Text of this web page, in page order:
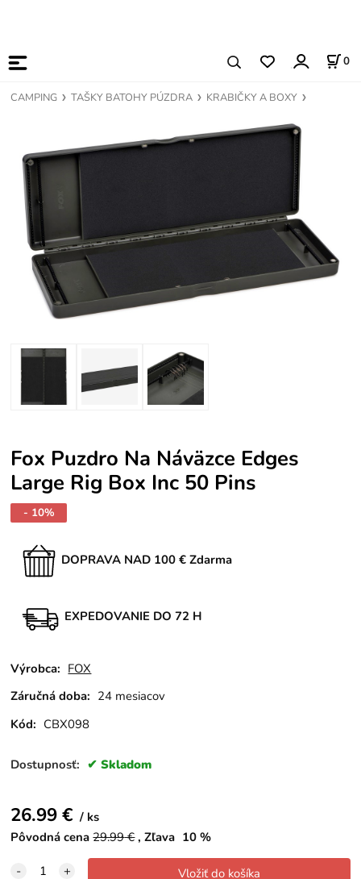
0
CAMPING TAŠKY BATOHY PÚZDRA KRABIČKY A BOXY
Fox Puzdro Na Náväzce Edges
Large Rig Box Inc 50 Pins
- 10%
DOPRAVA NAD 100 € Zdarma
EXPEDOVANIE DO 72 H
Výrobca: FOX
Záručná doba: 24 mesiacov
Kód: CBX098
Dostupnosť: Skladom
26.99€
ks
Pôvodná cena 29.99€ Zľava 10 %